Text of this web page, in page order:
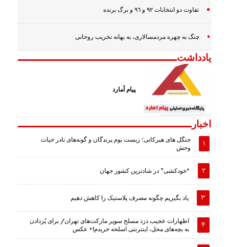
تفاوت دو انتخابات ٩٢ و ٩٦ و برگ برنده
چنگ به چهره مردمسالاری، به بهانه تخریب روحانی
یادداشت
پیام آمارد
اخبار
جنگل های هیرکانی؛ زیست بوم پرندگان و گونه‌های نادر حیات
وحش
“خودکشی” در شادترین کشور جهان
یاد بگیریم چگونه مصرف پلاستیک را کاهش دهیم
اظهارات عجیب دزد مسلح سوپر مارکت‌های تهران/ برای پُزدادن
به بچه‌های محل، اینترنتی اسلحه خریدم!+ عکس